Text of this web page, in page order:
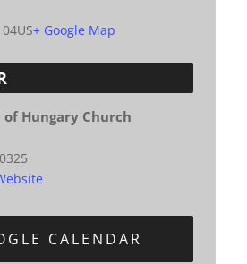
US+ Google Map
Hungary Church
CALENDAR